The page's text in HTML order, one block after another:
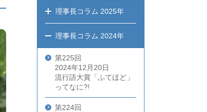
理事長コラム 2025年
理事長コラム 2024年
第225回
2024年12月20日
流行語大賞「ふてほど」
ってなに?!
第224回